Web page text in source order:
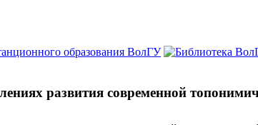
образования ВолГУ
развития современной